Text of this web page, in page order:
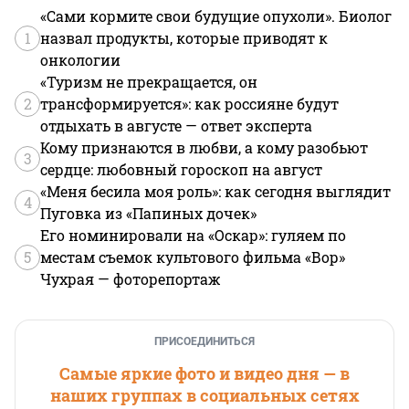
1
«Сами кормите свои будущие опухоли». Биолог
назвал продукты, которые приводят к
онкологии
2
«Туризм не прекращается, он
трансформируется»: как россияне будут
отдыхать в августе — ответ эксперта
3
Кому признаются в любви, а кому разобьют
сердце: любовный гороскоп на август
4
«Меня бесила моя роль»: как сегодня выглядит
Пуговка из «Папиных дочек»
5
Его номинировали на «Оскар»: гуляем по
местам съемок культового фильма «Вор»
Чухрая — фоторепортаж
ПРИСОЕДИНИТЬСЯ
Самые яркие фото и видео дня — в
наших группах в социальных сетях